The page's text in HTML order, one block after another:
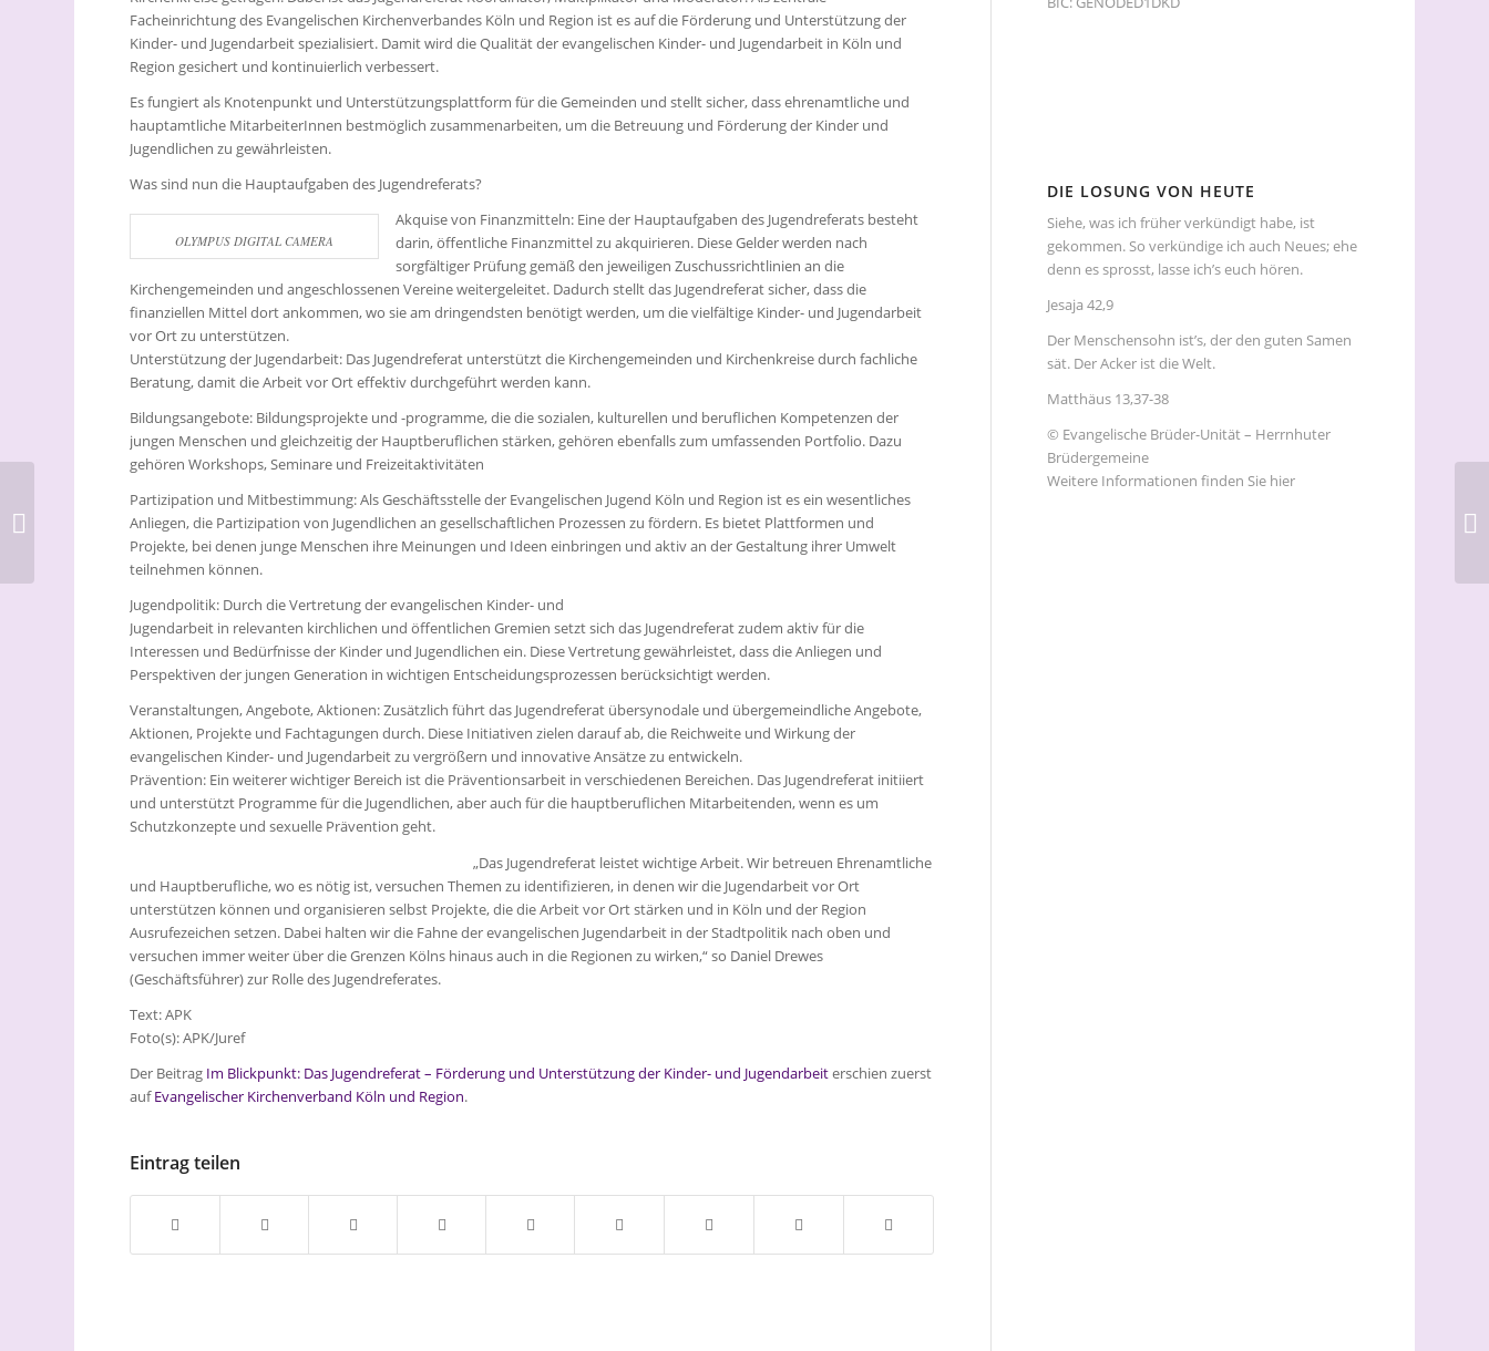
Facheinrichtung des Evangelischen Kirchenverbandes Köln und Region ist es auf die Förderung und Unterstützung der
Kinder- und Jugendarbeit spezialisiert. Damit wird die Qualität der evangelischen Kinder- und Jugendarbeit in Köln und
Region gesichert und kontinuierlich verbessert.
Es fungiert als Knotenpunkt und Unterstützungsplattform für die Gemeinden und stellt sicher, dass ehrenamtliche und
hauptamtliche MitarbeiterInnen bestmöglich zusammenarbeiten, um die Betreuung und Förderung der Kinder und
Jugendlichen zu gewährleisten.
Was sind nun die Hauptaufgaben des Jugendreferats?
OLYMPUS DIGITAL CAMERA
Akquise von Finanzmitteln: Eine der Hauptaufgaben des Jugendreferats besteht
darin, öffentliche Finanzmittel zu akquirieren. Diese Gelder werden nach
sorgfältiger Prüfung gemäß den jeweiligen Zuschussrichtlinien an die
Kirchengemeinden und angeschlossenen Vereine weitergeleitet. Dadurch stellt das Jugendreferat sicher, dass die
finanziellen Mittel dort ankommen, wo sie am dringendsten benötigt werden, um die vielfältige Kinder- und Jugendarbeit
vor Ort zu unterstützen.
Unterstützung der Jugendarbeit: Das Jugendreferat unterstützt die Kirchengemeinden und Kirchenkreise durch fachliche
Beratung, damit die Arbeit vor Ort effektiv durchgeführt werden kann.
Bildungsangebote: Bildungsprojekte und -programme, die die sozialen, kulturellen und beruflichen Kompetenzen der
jungen Menschen und gleichzeitig der Hauptberuflichen stärken, gehören ebenfalls zum umfassenden Portfolio. Dazu
gehören Workshops, Seminare und Freizeitaktivitäten
Partizipation und Mitbestimmung: Als Geschäftsstelle der Evangelischen Jugend Köln und Region ist es ein wesentliches
Anliegen, die Partizipation von Jugendlichen an gesellschaftlichen Prozessen zu fördern. Es bietet Plattformen und
Projekte, bei denen junge Menschen ihre Meinungen und Ideen einbringen und aktiv an der Gestaltung ihrer Umwelt
teilnehmen können.
Jugendpolitik: Durch die Vertretung der evangelischen Kinder- und
Jugendarbeit in relevanten kirchlichen und öffentlichen Gremien setzt sich das Jugendreferat zudem aktiv für die
Interessen und Bedürfnisse der Kinder und Jugendlichen ein. Diese Vertretung gewährleistet, dass die Anliegen und
Perspektiven der jungen Generation in wichtigen Entscheidungsprozessen berücksichtigt werden.
Veranstaltungen, Angebote, Aktionen: Zusätzlich führt das Jugendreferat übersynodale und übergemeindliche Angebote,
Aktionen, Projekte und Fachtagungen durch. Diese Initiativen zielen darauf ab, die Reichweite und Wirkung der
evangelischen Kinder- und Jugendarbeit zu vergrößern und innovative Ansätze zu entwickeln.
Prävention: Ein weiterer wichtiger Bereich ist die Präventionsarbeit in verschiedenen Bereichen. Das Jugendreferat initiiert
und unterstützt Programme für die Jugendlichen, aber auch für die hauptberuflichen Mitarbeitenden, wenn es um
Schutzkonzepte und sexuelle Prävention geht.
„Das Jugendreferat leistet wichtige Arbeit. Wir betreuen Ehrenamtliche
und Hauptberufliche, wo es nötig ist, versuchen Themen zu identifizieren, in denen wir die Jugendarbeit vor Ort
unterstützen können und organisieren selbst Projekte, die die Arbeit vor Ort stärken und in Köln und der Region
Ausrufezeichen setzen. Dabei halten wir die Fahne der evangelischen Jugendarbeit in der Stadtpolitik nach oben und
versuchen immer weiter über die Grenzen Kölns hinaus auch in die Regionen zu wirken,“ so Daniel Drewes
(Geschäftsführer) zur Rolle des Jugendreferates.
Text: APK
Foto(s): APK/Juref
Der Beitrag Im Blickpunkt: Das Jugendreferat – Förderung und Unterstützung der Kinder- und Jugendarbeiterschien zuerst
aufEvangelischer Kirchenverband Köln und Region.
Eintrag teilen
DIE LOSUNG VON HEUTE
Siehe, was ich früher verkündigt habe, ist
gekommen. So verkündige ich auch Neues; ehe
denn es sprosst, lasse ich’s euch hören.
Jesaja 42,9
Der Menschensohn ist’s, der den guten Samen
sät. Der Acker ist die Welt.
Matthäus 13,37-38
© Evangelische Brüder-Unität – Herrnhuter
Brüdergemeine
Weitere Informationen finden Sie hier
Mitarbeitende: Kurs